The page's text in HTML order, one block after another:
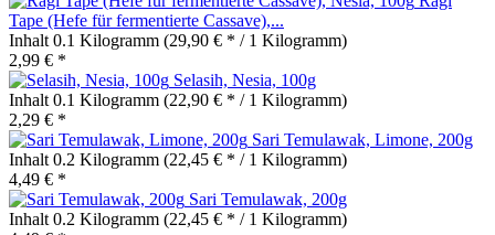
Tape (Hefe für fermentierte Cassave),...
Inhalt 0.1 Kilogramm (29,90 € * / 1 Kilogramm)
2,99 € *
Selasih, Nesia, 100g
Inhalt 0.1 Kilogramm (22,90 € * / 1 Kilogramm)
2,29 € *
Sari Temulawak, Limone, 200g
Inhalt 0.2 Kilogramm (22,45 € * / 1 Kilogramm)
4,49 € *
Sari Temulawak, 200g
Inhalt 0.2 Kilogramm (22,45 € * / 1 Kilogramm)